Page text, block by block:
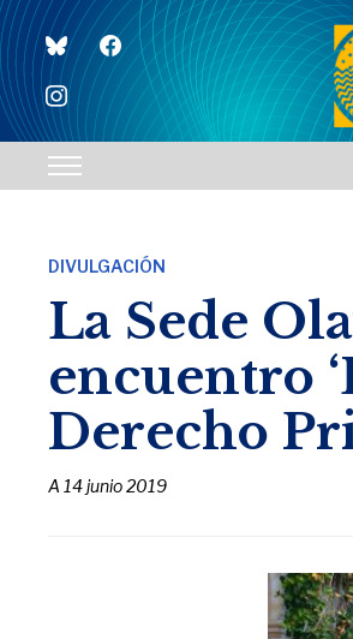
blueskyfacebook
instagram
Toggle
navigation
DIVULGACIÓN
La Sede
encuentro
Derecho
A 14 junio 2019